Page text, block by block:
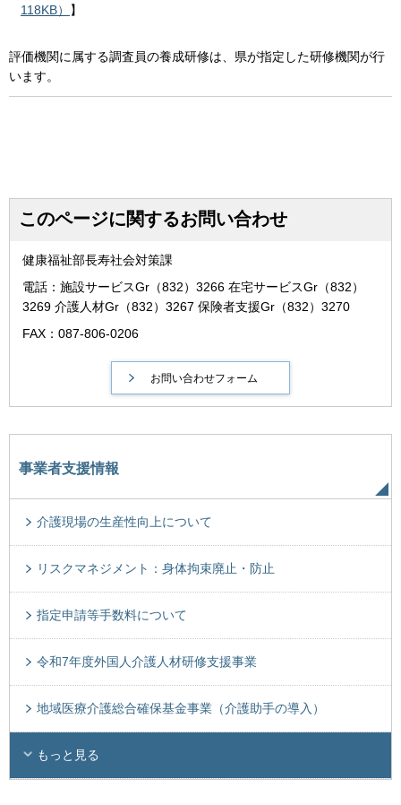
118KB） 】
評価機関に属する調査員の養成研修は、県が指定した研修機関が行
います。
このページに関するお問い合わせ
健康福祉部長寿社会対策課
電話：施設サービスGr（832）3266 在宅サービスGr（832）
3269 介護人材Gr（832）3267 保険者支援Gr（832）3270
FAX：087-806-0206
事業者支援情報
介護現場の生産性向上について
リスクマネジメント：身体拘束廃止・防止
指定申請等手数料について
令和7年度外国人介護人材研修支援事業
地域医療介護総合確保基金事業（介護助手の導入）
もっと見る